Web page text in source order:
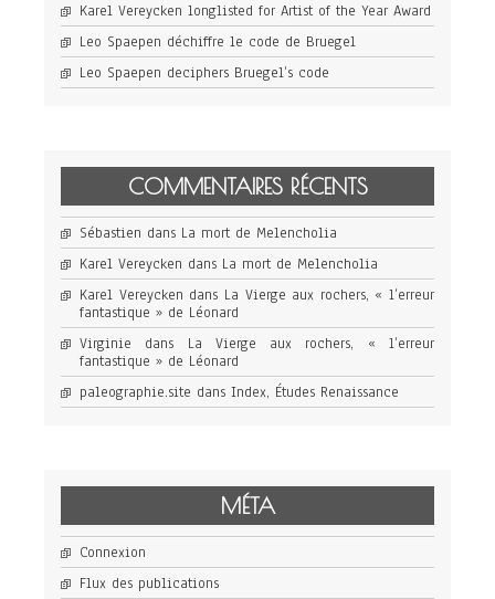
Karel Vereycken longlisted for Artist of the Year Award
Leo Spaepen déchiffre le code de Bruegel
Leo Spaepen deciphers Bruegel’s code
COMMENTAIRES RÉCENTS
Sébastien dans La mort de Melencholia
Karel Vereycken dans La mort de Melencholia
Karel Vereycken dans La Vierge aux rochers, « l’erreur
fantastique » de Léonard
Virginie dans La Vierge aux rochers, « l’erreur
fantastique » de Léonard
paleographie.site dans Index, Études Renaissance
MÉTA
Connexion
Flux des publications